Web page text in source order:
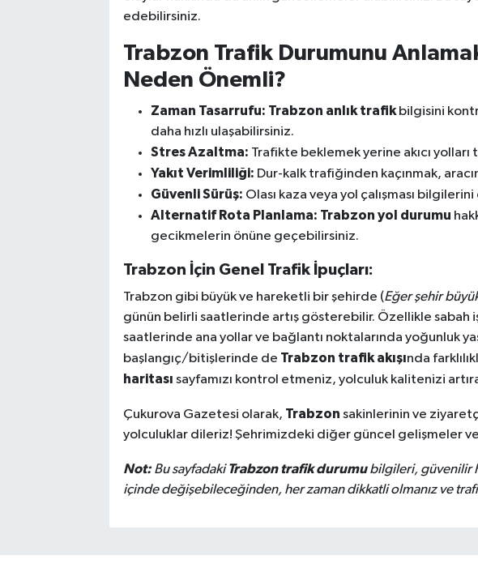
edebilirsiniz.
Trabzon Trafik Durumunu
Neden Önemli?
Zaman Tasarrufu: Trabzon anlık trafikbilgisini
daha hızlı ulaşabilirsiniz.
Stres Azaltma: Trafikte beklemek yerine akıcı
Yakıt Verimliliği: Dur-kalk trafiğinden kaçınmak,
Güvenli Sürüş: Olası kaza veya yol çalışması
Alternatif Rota Planlama: Trabzon yol durumu
gecikmelerin önüne geçebilirsiniz.
Trabzon İçin Genel Trafik İpuçları:
Trabzon gibi büyük ve hareketli bir şehirde (Eğer şehir
günün belirli saatlerinde artış gösterebilir. Özellikle sabah
saatlerinde ana yollar ve bağlantı noktalarında yoğunluk
başlangıç/bitişlerinde de Trabzon trafik akışında
haritası sayfamızı kontrol etmeniz, yolculuk kalitenizi
Çukurova Gazetesi olarak, Trabzon sakinlerinin ve
yolculuklar dileriz! Şehrimizdeki diğer güncel gelişmeler ve
Not:Bu sayfadakiTrabzon trafik durumubilgileri, güvenilir
içinde değişebileceğinden, her zaman dikkatli olmanız ve